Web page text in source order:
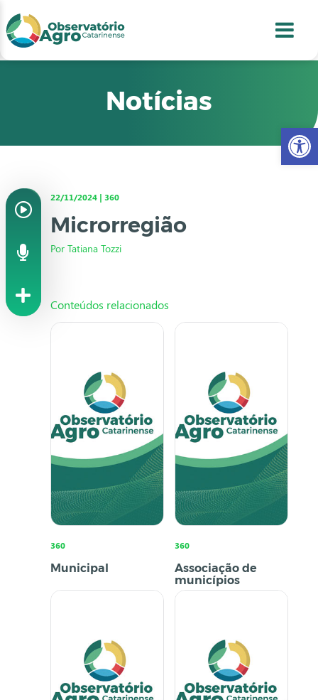
2
3
4
Notícias
22/11/2024 | 360
Microrregião
Por Tatiana Tozzi
Conteúdos relacionados
360
Municipal
360
Associação de
municípios